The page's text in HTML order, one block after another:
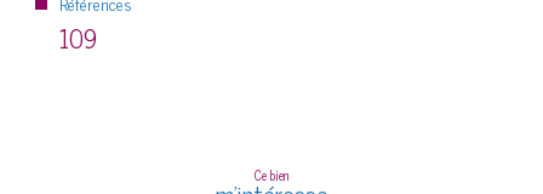
109
Ce bien